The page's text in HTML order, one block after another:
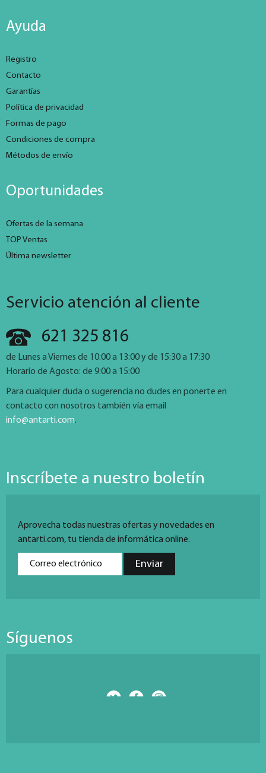
Ayuda
Registro
Contacto
Garantías
Política de privacidad
Formas de pago
Condiciones de compra
Métodos de envío
Oportunidades
Ofertas de la semana
TOP Ventas
Última newsletter
Servicio atención al cliente
621 325 816
de Lunes a Viernes de 10:00 a 13:00 y de 15:30 a 17:30
Horario de Agosto: de 9:00 a 15:00
Para cualquier duda o sugerencia no dudes en ponerte en
contacto con nosotros también vía email
info@antarti.com.
Inscríbete a nuestro boletín
Aprovecha todas nuestras ofertas y novedades en
antarti.com, tu tienda de informática online.
Síguenos